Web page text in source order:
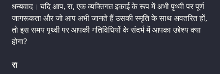
धन्यवाद। यदि आप, रा, एक व्यक्तिगत इकाई के रूप में अभी पृथ्वी पर पूर्ण
जागरूकता और जो आप अभी जानते हैं उसकी स्मृति के साथ अवतरित हों,
तो इस समय पृथ्वी पर आपकी गतिविधियों के संदर्भ में आपका उद्देश्य क्या
होगा?
रा